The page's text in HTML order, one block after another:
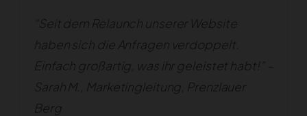
“Seit dem Relaunch unserer Website
haben sich die Anfragen verdoppelt.
Einfach großartig, was ihr geleistet habt!” –
Sarah M., Marketingleitung, Prenzlauer
Berg